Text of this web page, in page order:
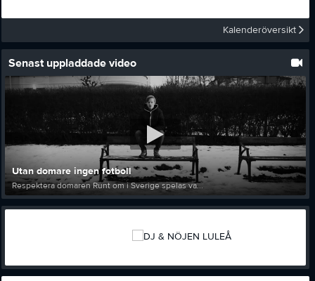
Kalenderöversikt
Senast uppladdade video
Utan domare ingen fotboll
Respektera domaren Runt om i Sverige spelas va...